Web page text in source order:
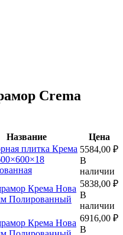
Crema
Название
Цена
плитка Крема 5584,00 ₽
В
наличии
Крема Нова
Полированный
5838,00 ₽
В
наличии
Крема Нова 6916,00 ₽
В